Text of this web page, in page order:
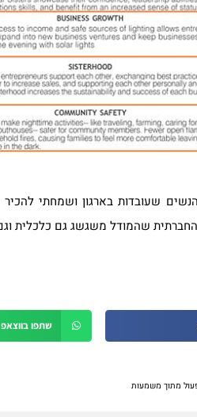
שעובדות בארגון ושמחתי להכיר
שהמודל משגשג גם כלכלית
שתפו בווצאפ